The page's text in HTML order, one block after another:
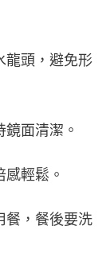
龍頭，避免形
面清潔。
輕鬆。
餐，餐後要洗